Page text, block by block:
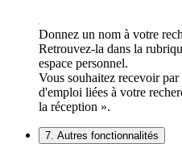
Donnez un nom à votre
Retrouvez-la dans la
espace personnel.
Vous souhaitez recevoir
d'emploi liées à votre
la réception ».
7. Autres fonctionnalités